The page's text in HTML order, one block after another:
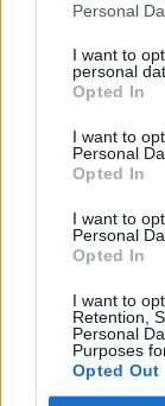
Personal
I want to
personal
Opted In
I want to
Personal
Opted In
I want to
Personal
Opted In
I want to
Retention,
Personal
Purposes
Opted Out